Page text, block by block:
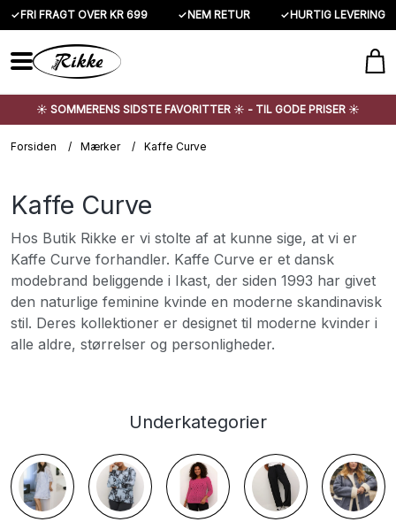
✓FRI FRAGT OVER KR 699 ✓NEM RETUR ✓HURTIG LEVERING
☀️ SOMMERENS SIDSTE FAVORITTER ☀️ - TIL GODE PRISER ☀️
Forsiden / Mærker / Kaffe Curve
Kaffe Curve
Hos Butik Rikke er vi stolte af at kunne sige, at vi er
Kaffe Curve forhandler. Kaffe Curve er et dansk
modebrand beliggende i Ikast, der siden 1993 har givet
den naturlige feminine kvinde en moderne skandinavisk
stil. Deres kollektioner er designet til moderne kvinder i
alle aldre, størrelser og personligheder.
Underkategorier